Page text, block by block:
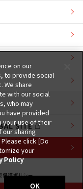
SITE
保護ポリシー
on our
to provide social
We share
with our social
who may
have provided
your use of their
our sharing
click [Do
your
Policy
OK